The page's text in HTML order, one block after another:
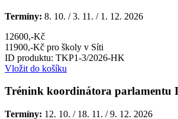
Termíny: 8. 10. / 3. 11. / 1. 12. 2026
12600,-Kč
11900,-Kč pro školy v Síti
ID produktu: TKP1-3/2026-HK
Vložit do košíku
Trénink koordinátora parlamentu
Termíny: 12. 10. / 18. 11. / 9. 12. 2026